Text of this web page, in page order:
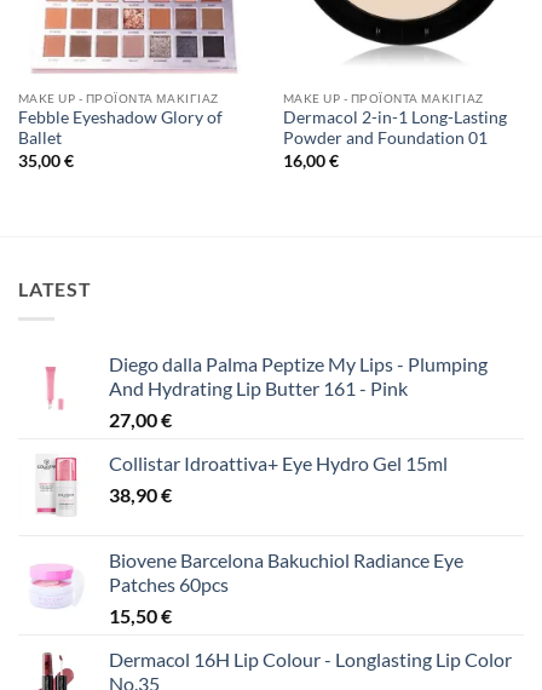
MAKE UP - ΠΡΟΪΌΝΤΑ ΜΑΚΙΓΙΆΖ
Febble Eyeshadow Glory of
Ballet
35,00€
MAKE UP - ΠΡΟΪΌΝΤΑ ΜΑΚΙΓΙΆΖ
Dermacol 2-in-1 Long-Lasting
Powder and Foundation 01
16,00€
LATEST
Diego dalla Palma Peptize My Lips - Plumping
And Hydrating Lip Butter 161 - Pink
27,00€
Collistar Idroattiva+ Eye Hydro Gel 15ml
38,90€
Biovene Barcelona Bakuchiol Radiance Eye
Patches 60pcs
15,50€
Dermacol 16H Lip Colour - Longlasting Lip Color
No.35